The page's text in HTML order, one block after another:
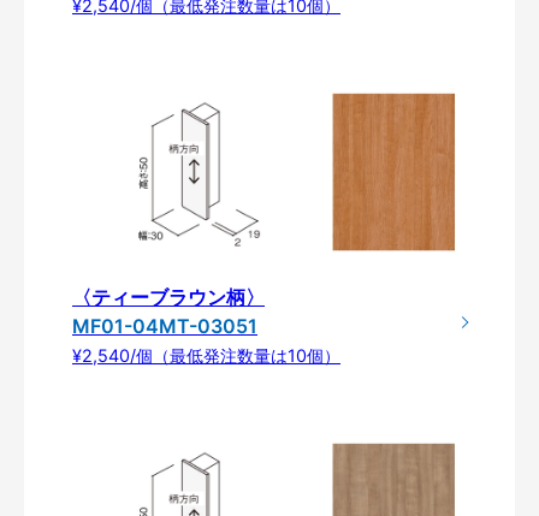
¥2,540/個（最低発注数量は10個）
〈ティーブラウン柄〉
MF01-04MT-03051
¥2,540/個（最低発注数量は10個）